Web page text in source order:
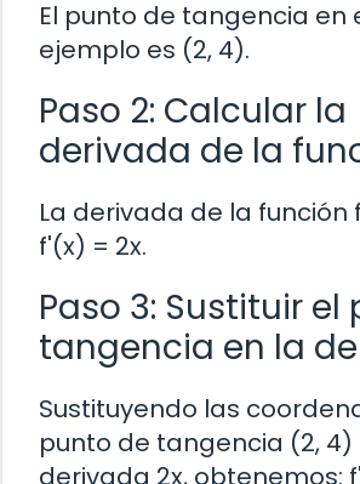
El punto de tangencia en
ejemplo es (2, 4).
Paso 2: Calcular la
derivada de la
La derivada de la función
f'(x) = 2x.
Paso 3: Sustituir
tangencia en la
Sustituyendo las
punto de tangencia (2, 4)
derivada 2x, obtenemos: